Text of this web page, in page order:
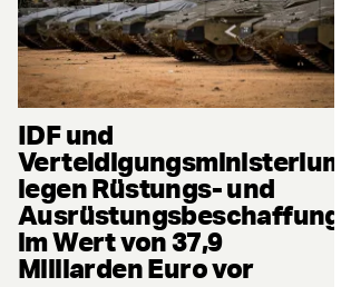
IDF und
Verteidigungsministerium
legen Rüstungs- und
Ausrüstungsbeschaffung
im Wert von 37,9
Milliarden Euro vor